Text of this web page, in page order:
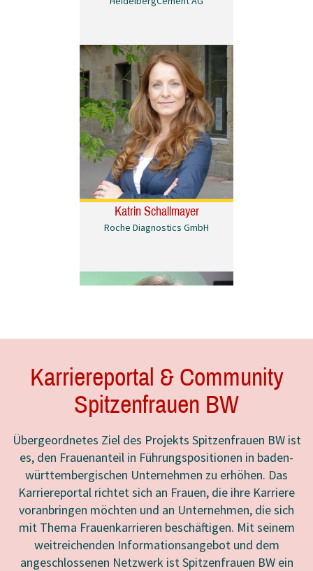
Katrin Schallmayer
Roche Diagnostics GmbH
Andrea Stratmann
Gem. Werk- & Wohnstätten GmbH
(GWW)
Sarah Kraft
Unimog-Museum BetriebsGmbH
Karriereportal & Community
Spitzenfrauen BW
Übergeordnetes Ziel des Projekts Spitzenfrauen BW ist
es, den Frauenanteil in Führungspositionen in baden-
württembergischen Unternehmen zu erhöhen. Das
Karriereportal richtet sich an Frauen, die ihre Karriere
voranbringen möchten und an Unternehmen, die sich
mit Thema Frauenkarrieren beschäftigen. Mit seinem
weitreichenden Informationsangebot und dem
angeschlossenen Netzwerk ist Spitzenfrauen BW ein